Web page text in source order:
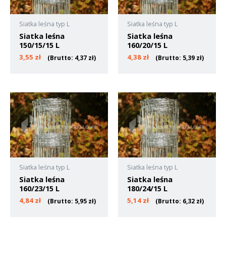
Siatka leśna typ L
Siatka leśna
150/15/15 L
3,55 zł (Brutto: 4,37 zł)
Siatka leśna typ L
Siatka leśna
160/20/15 L
4,38 zł (Brutto: 5,39 zł)
Siatka leśna typ L
Siatka leśna
160/23/15 L
4,84 zł (Brutto: 5,95 zł)
Siatka leśna typ L
Siatka leśna
180/24/15 L
5,14 zł (Brutto: 6,32 zł)